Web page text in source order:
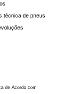
técnica de pneus
de Acordo com